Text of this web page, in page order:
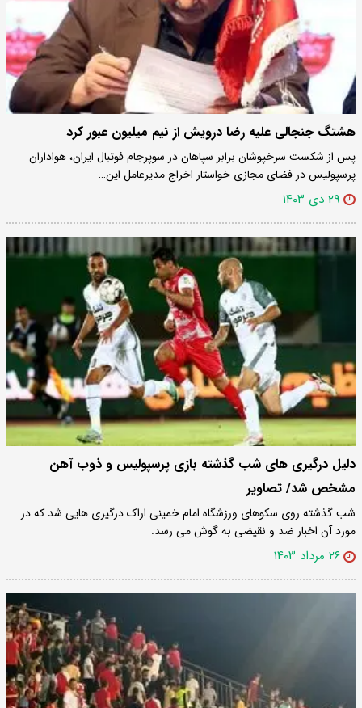
هشتگ جنجالی علیه رضا درویش از نیم میلیون عبور کرد
پس از شکست سرخپوشان برابر سپاهان در سوپرجام فوتبال ایران، هواداران
پرسپولیس در فضای مجازی خواستار اخراج مدیرعامل این…
۲۹ دی ۱۴۰۳
دلیل درگیری های شب گذشته بازی پرسپولیس و ذوب آهن
مشخص شد/ تصاویر
شب گذشته روی سکوهای ورزشگاه امام خمینی اراک درگیری هایی شد که در
مورد آن اخبار ضد و نقیضی به گوش می رسد.
۲۶ مرداد ۱۴۰۳